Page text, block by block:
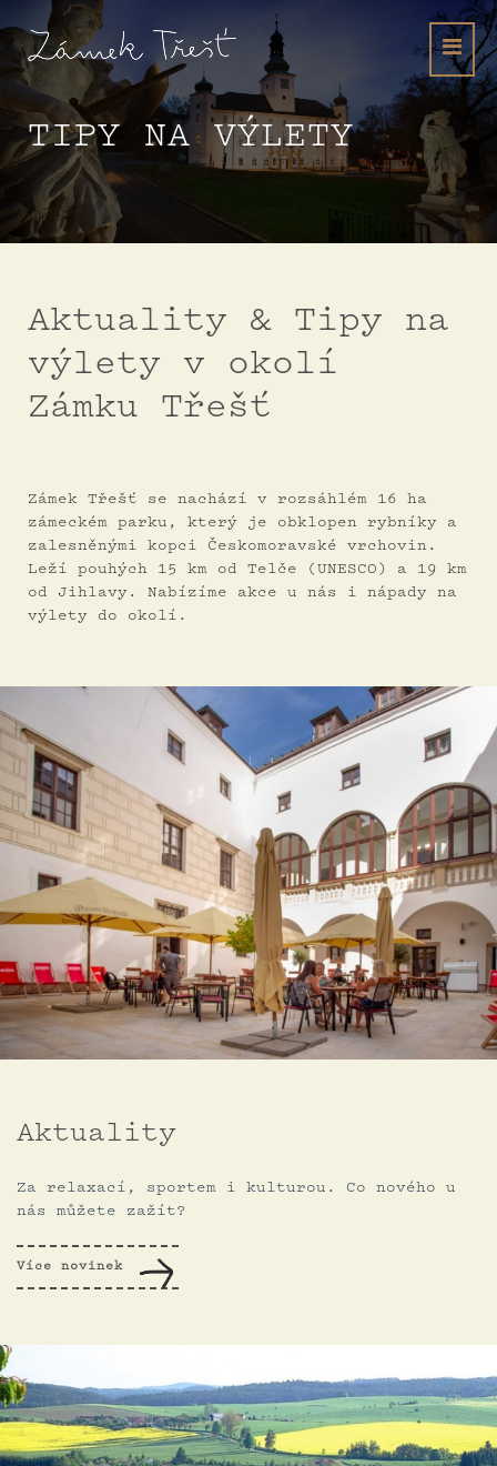
TIPY NA VÝLETY
Aktuality & Tipy na
výlety v okolí
Zámku Třešť
Zámek Třešť se nachází v rozsáhlém 16 ha
zámeckém parku, který je obklopen rybníky a
zalesněnými kopci Českomoravské vrchovin.
Leží pouhých 15 km od Telče (UNESCO) a 19 km
od Jihlavy. Nabízíme akce u nás i nápady na
výlety do okolí.
Aktuality
Za relaxací, sportem i kulturou. Co nového u
nás můžete zažít?
Více novinek